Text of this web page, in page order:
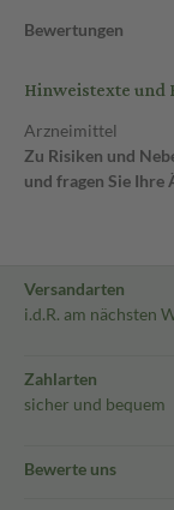
Bewertungen
Hinweistexte und
Arzneimittel
Zu Risiken und
und fragen Sie
Versandarten
i.d.R. am nächsten
Zahlarten
sicher und bequem
Bewerte uns